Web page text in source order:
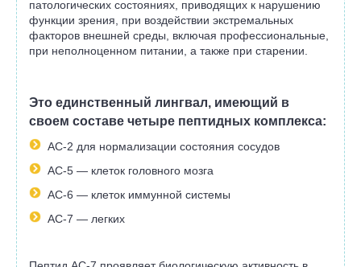
патологических состояниях, приводящих к нарушению
функции зрения, при воздействии экстремальных
факторов внешней среды, включая профессиональные,
при неполноценном питании, а также при старении.
Это единственный лингвал, имеющий в
своем составе четыре пептидных комплекса:
АС-2 для нормализации состояния сосудов
АС-5 — клеток головного мозга
АС-6 — клеток иммунной системы
АС-7 — легких